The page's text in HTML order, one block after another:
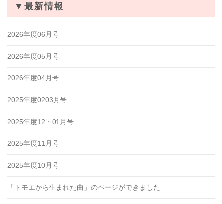
▼最新情報
2026年度06月号
2026年度05月号
2026年度04月号
2025年度0203月号
2025年度12・01月号
2025年度11月号
2025年度10月号
「トモエから生まれた曲」のページができました